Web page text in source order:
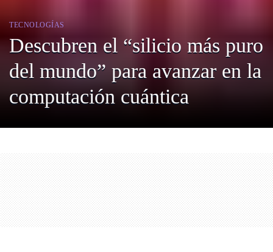
TECNOLOGÍAS
Descubren el “silicio más puro
del mundo” para avanzar en la
computación cuántica